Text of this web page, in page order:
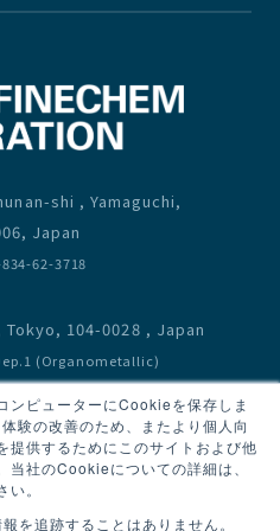
ンピューターにCookieを保存しま
験の改善のため、またより個人向
提供するためにこのサイトおよび他
当社のCookieについての詳細は、
。
を追跡することはありません。
shi , Yamaguchi,
Japan
62-3718
104-0028 , Japan
(Organometallic)
6636-3667